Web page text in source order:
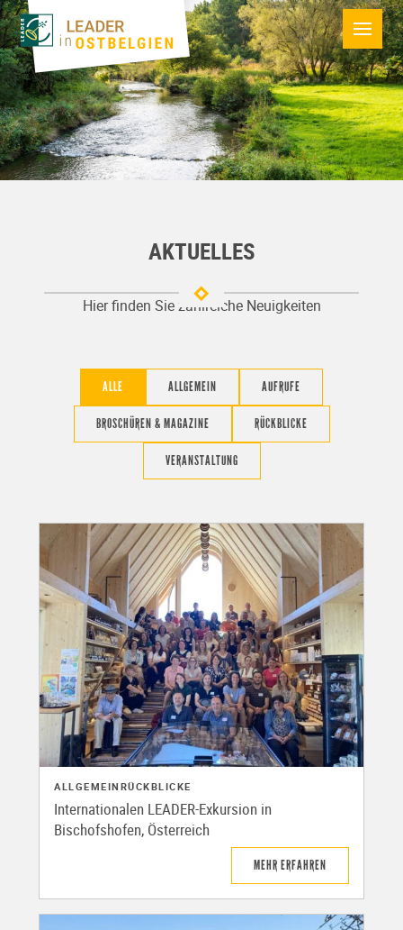
AKTUELLES
Hier finden Sie zahlreiche Neuigkeiten
ALLE ALLGEMEIN AUFRUFE
BROSCHÜREN & MAGAZINE RÜCKBLICKE
VERANSTALTUNG
ALLGEMEIN RÜCKBLICKE
Internationalen LEADER-Exkursion in
Bischofshofen, Österreich
MEHR ERFAHREN